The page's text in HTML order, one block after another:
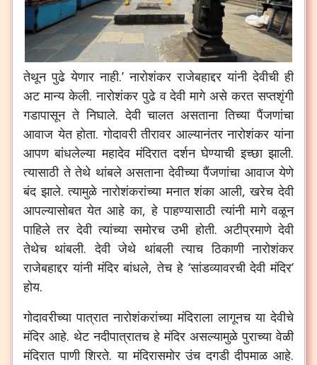
तेथून पुढे येणार नाही.’ नारोशंकर राजेबहाद्दर यांनी देवीची ही
अट मान्य केली. नारोशंकर पुढे व देवी मागे असे करत सप्तशृंगी
गडापासून ते निघाले. देवी चालत असताना तिच्या पैंजणांचा
आवाज येत होता. गोदावरी तीरावर आल्यानंतर नारोशंकर यांना
आपण बांधलेल्या महादेव मंदिरात दर्शन घेण्याची इच्छा झाली.
त्यासाठी ते तेथे थांबले असताना देवीच्या पैंजणांचा आवाज येणे
बंद झाले. त्यामुळे नारोशंकरांच्या मनात शंका आली, खरेच देवी
आपल्यासोबत येत आहे का, हे पाहण्यासाठी त्यांनी मागे वळून
पाहिले तर देवी त्यांच्या समोरच उभी होती. अटीप्रमाणे देवी
तेथेच थांबली. देवी जेथे थांबली त्याच ठिकाणी नारोशंकर
राजेबहाद्दर यांनी मंदिर बांधले, तेच हे ‘सांडव्यावरची देवी मंदिर’
होय.
गोदावरीच्या पात्रात नारोशंकरांच्या मंदिराला लागूनच या देवीचे
मंदिर आहे. थेट नदीपात्रातच हे मंदिर असल्यामुळे पुराच्या वेळी
मंदिरात पाणी शिरते. या मंदिरासमोर उंच दगडी दीपमाळ आहे.